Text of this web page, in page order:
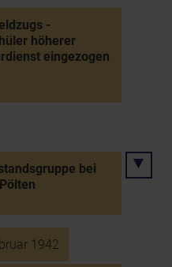
-
höherer
eingezogen
bei
1942